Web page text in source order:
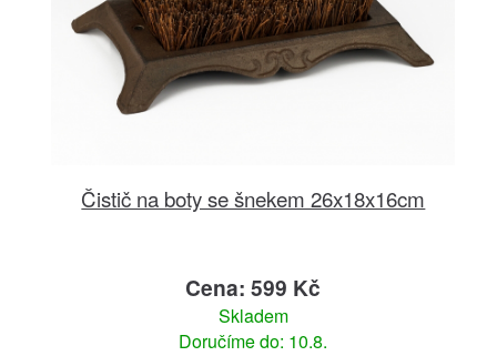
Čistič na boty se šnekem 26x18x16cm
Cena: 599 Kč
Skladem
Doručíme do: 10.8.